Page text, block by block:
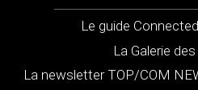
Le guide
La Galerie
La newsletter TOP/COM